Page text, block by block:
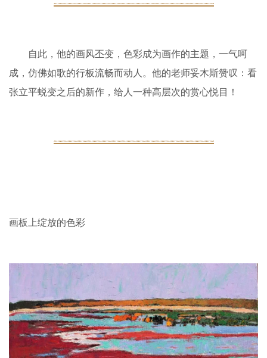
自此，他的画风丕变，色彩成为画作的主题，一气呵
成，仿佛如歌的行板流畅而动人。他的老师妥木斯赞叹：看
张立平蜕变之后的新作，给人一种高层次的赏心悦目！
画板上绽放的色彩